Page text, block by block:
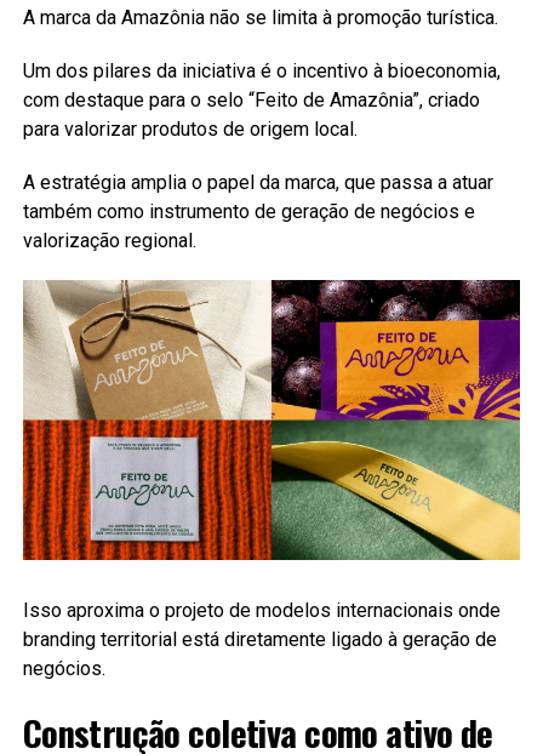
A marca da Amazônia não se limita à promoção turística.
Um dos pilares da iniciativa é o incentivo à bioeconomia,
com destaque para o selo “Feito de Amazônia”, criado
para valorizar produtos de origem local.
A estratégia amplia o papel da marca, que passa a atuar
também como instrumento de geração de negócios e
valorização regional.
Isso aproxima o projeto de modelos internacionais onde
branding territorial está diretamente ligado à geração de
negócios.
Construção coletiva como ativo de